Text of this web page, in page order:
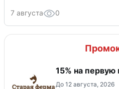
7 августа 0
15% на первую
До 12 августа, 2026